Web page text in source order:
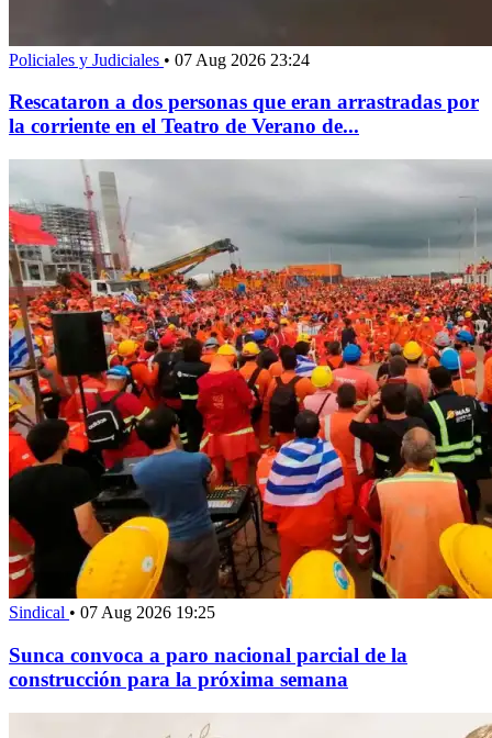
Policiales y Judiciales • 07 Aug 2026 23:24
Rescataron a dos personas que eran arrastradas por
la corriente en el Teatro de Verano de...
Sindical • 07 Aug 2026 19:25
Sunca convoca a paro nacional parcial de la
construcción para la próxima semana